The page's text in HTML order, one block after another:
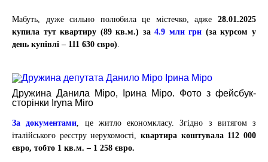
Мабуть, дуже сильно полюбила це містечко, адже 28.01.2025
купила тут квартиру (89 кв.м.) за4.9 млн грн (за курсом у
день купівлі – 111 630 євро).
Дружина Данила Міро, Ірина Міро. Фото з фейсбук-
сторінки Iryna Miro
За документами, це житло економкласу. Згідно з витягом з
італійського реєстру нерухомості, квартира коштувала 112 000
євро, тобто 1 кв.м. – 1 258 євро.